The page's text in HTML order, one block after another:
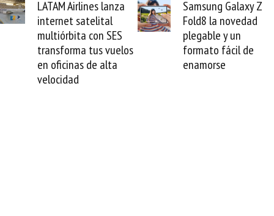
Samsung Galaxy Z
Fold8 la novedad
plegable y un
formato fácil de
enamorse
Cashea levanta 100
millones de dólares y
valida el crédito del
venezolano ante el
mundo